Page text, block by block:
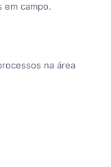
em campo.
na área